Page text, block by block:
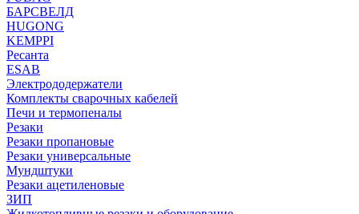
БАРСВЕЛД
HUGONG
KEMPPI
Ресанта
ESAB
Электрододержатели
Комплекты сварочных кабелей
Печи и термопеналы
Резаки
Резаки пропановые
Резаки универсальные
Мундштуки
Резаки ацетиленовые
ЗИП